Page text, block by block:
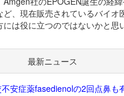
、現在販売されているバイオ
は役に立つのではないかと思
最新ニュース
安症薬fasedienolの2回点鼻も